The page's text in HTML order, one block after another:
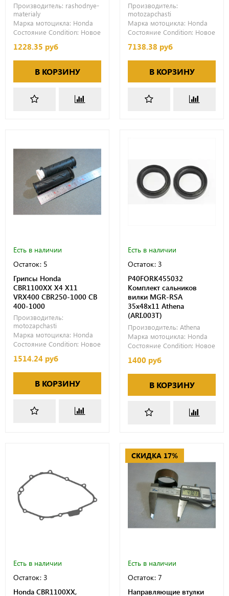
Производитель: rashodnye-
materialy
Марка мотоцикла: Honda
Состояние Condition: Новое
1228.35 руб
В КОРЗИНУ
Производитель:
motozapchasti
Марка мотоцикла: Honda
Состояние Condition: Новое
7138.38 руб
В КОРЗИНУ
Есть в наличии
Остаток: 5
Грипсы Honda
CBR1100XX X4 X11
VRX400 CBR250-1000 CB
400-1000
Производитель:
motozapchasti
Марка мотоцикла: Honda
Состояние Condition: Новое
1514.24 руб
В КОРЗИНУ
Есть в наличии
Остаток: 3
P40FORK455032
Комплект сальников
вилки MGR-RSA
35x48x11 Athena
(ARI.003T)
Производитель: Athena
Марка мотоцикла: Honda
Состояние Condition: Новое
1400 руб
В КОРЗИНУ
Есть в наличии
Остаток: 3
Honda CBR1100XX,
СКИДКА 17%
Есть в наличии
Остаток: 7
Направляющие втулки